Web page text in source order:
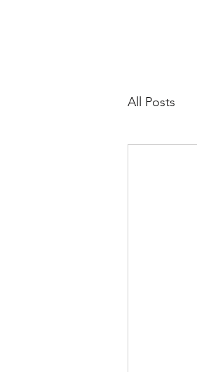
All Posts